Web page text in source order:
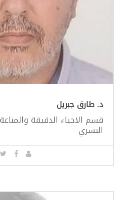
د. طارق جبريل
قسم الاحياء الدقيقة
البشري